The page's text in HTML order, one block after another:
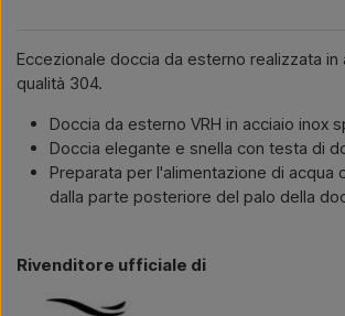
Eccezionale doccia da esterno realizzata in
qualità 304.
Doccia da esterno VRH in acciaio inox
Doccia elegante e snella con testa di
Preparata per l'alimentazione di acqua
dalla parte posteriore del palo della
Rivenditore ufficiale di